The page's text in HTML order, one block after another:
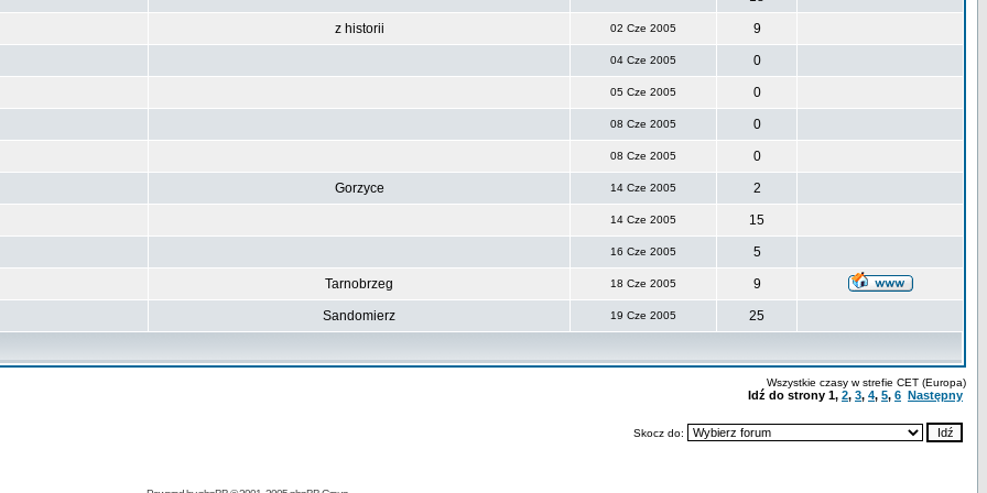
z historii 02 Cze 2005 9
04 Cze 2005 0
05 Cze 2005 0
08 Cze 2005 0
08 Cze 2005 0
Gorzyce 14 Cze 2005 2
14 Cze 2005 15
16 Cze 2005 5
Tarnobrzeg 18 Cze 2005 9
Sandomierz 19 Cze 2005 25
Wszystkie czasy w strefie CET (Europa)
Idź do strony 1, 2, 3, 4, 5, 6 Następny
Skocz do: